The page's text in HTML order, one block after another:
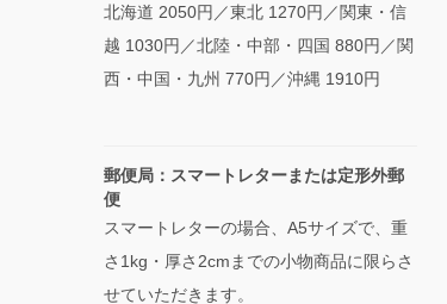
北海道 2050円／東北 1270円／関東・信
越 1030円／北陸・中部・四国 880円／関
西・中国・九州 770円／沖縄 1910円
郵便局：スマートレターまたは定形外郵
便
スマートレターの場合、A5サイズで、重
さ1kg・厚さ2cmまでの小物商品に限らさ
せていただきます。